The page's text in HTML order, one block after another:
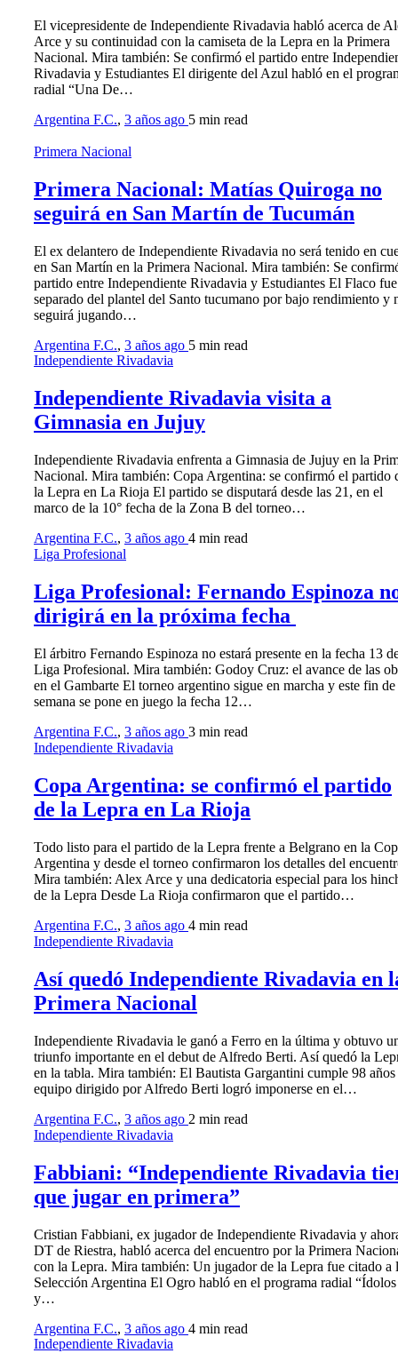
El vicepresidente de Independiente Rivadavia habló acerca de
Arce y su continuidad con la camiseta de la Lepra en la Primera
Nacional. Mira también: Se confirmó el partido entre
Rivadavia y Estudiantes El dirigente del Azul habló en el
radial “Una De…
Argentina F.C., 3 años ago 5 min read
Primera Nacional
Primera Nacional: Matías Quiroga no
seguirá en San Martín de Tucumán
El ex delantero de Independiente Rivadavia no será tenido en
en San Martín en la Primera Nacional. Mira también: Se
partido entre Independiente Rivadavia y Estudiantes El Flaco fue
separado del plantel del Santo tucumano por bajo rendimiento y
seguirá jugando…
Argentina F.C., 3 años ago 5 min read
Independiente Rivadavia
Independiente Rivadavia visita a
Gimnasia en Jujuy
Independiente Rivadavia enfrenta a Gimnasia de Jujuy en la
Nacional. Mira también: Copa Argentina: se confirmó el partido
la Lepra en La Rioja El partido se disputará desde las 21, en el
marco de la 10° fecha de la Zona B del torneo…
Argentina F.C., 3 años ago 4 min read
Liga Profesional
Liga Profesional: Fernando Espinoza
dirigirá en la próxima fecha
El árbitro Fernando Espinoza no estará presente en la fecha 13
Liga Profesional. Mira también: Godoy Cruz: el avance de las
en el Gambarte El torneo argentino sigue en marcha y este fin de
semana se pone en juego la fecha 12…
Argentina F.C., 3 años ago 3 min read
Independiente Rivadavia
Copa Argentina: se confirmó el partido
de la Lepra en La Rioja
Todo listo para el partido de la Lepra frente a Belgrano en la
Argentina y desde el torneo confirmaron los detalles del
Mira también: Alex Arce y una dedicatoria especial para los
de la Lepra Desde La Rioja confirmaron que el partido…
Argentina F.C., 3 años ago 4 min read
Independiente Rivadavia
Así quedó Independiente Rivadavia en
Primera Nacional
Independiente Rivadavia le ganó a Ferro en la última y obtuvo
triunfo importante en el debut de Alfredo Berti. Así quedó la
en la tabla. Mira también: El Bautista Gargantini cumple 98
equipo dirigido por Alfredo Berti logró imponerse en el…
Argentina F.C., 3 años ago 2 min read
Independiente Rivadavia
Fabbiani: “Independiente Rivadavia
que jugar en primera”
Cristian Fabbiani, ex jugador de Independiente Rivadavia y
DT de Riestra, habló acerca del encuentro por la Primera
con la Lepra. Mira también: Un jugador de la Lepra fue citado a
Selección Argentina El Ogro habló en el programa radial “Ídolos
y…
Argentina F.C., 3 años ago 4 min read
Independiente Rivadavia